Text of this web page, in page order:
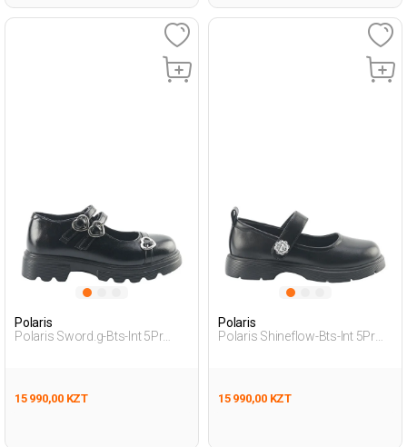
Polaris
Polaris Sword.g-Bts-Int 5Pr
15 990,00 KZT
Polaris
Polaris Shineflow-Bts-Int 5Pr
15 990,00 KZT